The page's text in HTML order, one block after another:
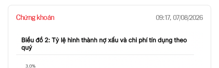
Chứng khoán 09:17, 07/08/2026